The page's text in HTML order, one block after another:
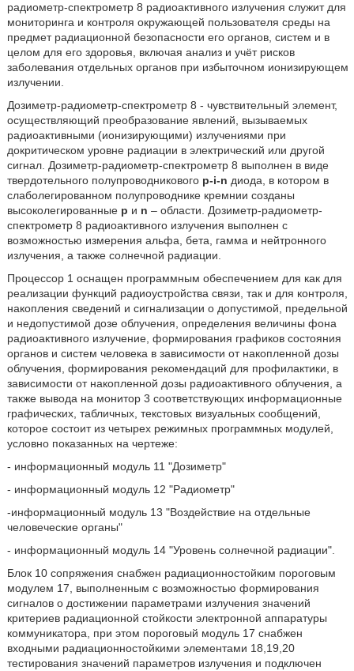
радиометр-спектрометр 8 радиоактивного излучения служит для
мониторинга и контроля окружающей пользователя среды на
предмет радиационной безопасности его органов, систем и в
целом для его здоровья, включая анализ и учёт рисков
заболевания отдельных органов при избыточном ионизирующем
излучении.
Дозиметр-радиометр-спектрометр 8 - чувствительный элемент,
осуществляющий преобразование явлений, вызываемых
радиоактивными (ионизирующими) излучениями при
докритическом уровне радиации в электрический или другой
сигнал. Дозиметр-радиометр-спектрометр 8 выполнен в виде
твердотельного полупроводникового p-i-n диода, в котором в
слаболегированном полупроводнике кремнии созданы
высоколегированные р и n – области. Дозиметр-радиометр-
спектрометр 8 радиоактивного излучения выполнен с
возможностью измерения альфа, бета, гамма и нейтронного
излучения, а также солнечной радиации.
Процессор 1 оснащен программным обеспечением для как для
реализации функций радиоустройства связи, так и для контроля,
накопления сведений и сигнализации о допустимой, предельной
и недопустимой дозе облучения, определения величины фона
радиоактивного излучение, формирования графиков состояния
органов и систем человека в зависимости от накопленной дозы
облучения, формирования рекомендаций для профилактики, в
зависимости от накопленной дозы радиоактивного облучения, а
также вывода на монитор 3 соответствующих информационные
графических, табличных, текстовых визуальных сообщений,
которое состоит из четырех режимных программных модулей,
условно показанных на чертеже:
- информационный модуль 11 "Дозиметр"
- информационный модуль 12 "Радиометр"
-информационный модуль 13 "Воздействие на отдельные
человеческие органы"
- информационный модуль 14 "Уровень солнечной радиации".
Блок 10 сопряжения снабжен радиационностойким пороговым
модулем 17, выполненным с возможностью формирования
сигналов о достижении параметрами излучения значений
критериев радиационной стойкости электронной аппаратуры
коммуникатора, при этом пороговый модуль 17 снабжен
входными радиационностойкими элементами 18,19,20
тестирования значений параметров излучения и подключен